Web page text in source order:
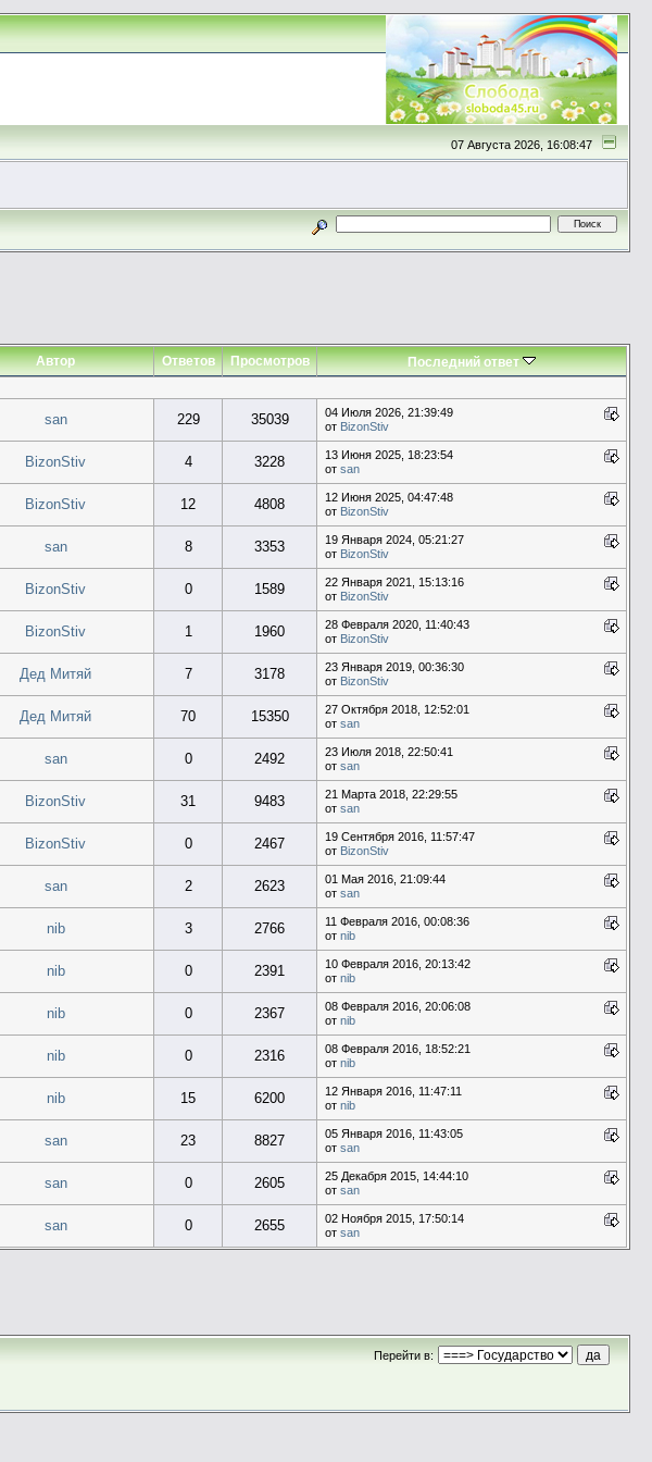
07 Августа 2026, 16:08:47
Автор Ответов Просмотров Последний ответ
san 229 35039
04 Июля 2026, 21:39:49
от BizonStiv
BizonStiv 4 3228
13 Июня 2025, 18:23:54
от san
BizonStiv 12 4808
12 Июня 2025, 04:47:48
от BizonStiv
san 8 3353
19 Января 2024, 05:21:27
от BizonStiv
BizonStiv 0 1589
22 Января 2021, 15:13:16
от BizonStiv
BizonStiv 1 1960
28 Февраля 2020, 11:40:43
от BizonStiv
Дед Митяй 7 3178
23 Января 2019, 00:36:30
от BizonStiv
Дед Митяй 70 15350
27 Октября 2018, 12:52:01
от san
san 0 2492
23 Июля 2018, 22:50:41
от san
BizonStiv 31 9483
21 Марта 2018, 22:29:55
от san
BizonStiv 0 2467
19 Сентября 2016, 11:57:47
от BizonStiv
san 2 2623
01 Мая 2016, 21:09:44
от san
nib 3 2766
11 Февраля 2016, 00:08:36
от nib
nib 0 2391
10 Февраля 2016, 20:13:42
от nib
nib 0 2367
08 Февраля 2016, 20:06:08
от nib
nib 0 2316
08 Февраля 2016, 18:52:21
от nib
nib 15 6200
12 Января 2016, 11:47:11
от nib
san 23 8827
05 Января 2016, 11:43:05
от san
san 0 2605
25 Декабря 2015, 14:44:10
от san
san 0 2655
02 Ноября 2015, 17:50:14
от san
Перейти в: